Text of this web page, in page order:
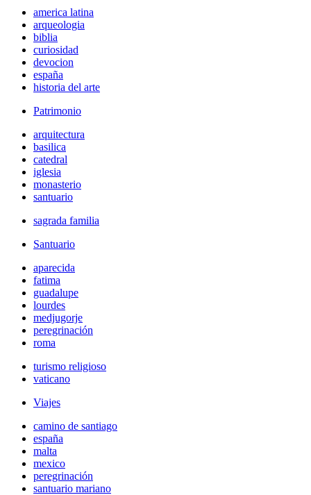
america latina
arqueologia
biblia
curiosidad
devocion
españa
historia del arte
Patrimonio
arquitectura
basilica
catedral
iglesia
monasterio
santuario
sagrada familia
Santuario
aparecida
fatima
guadalupe
lourdes
medjugorje
peregrinación
roma
turismo religioso
vaticano
Viajes
camino de santiago
españa
malta
mexico
peregrinación
santuario mariano